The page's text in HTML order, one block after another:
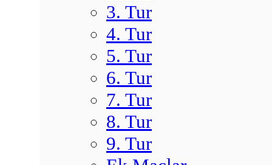
3. Tur
4. Tur
5. Tur
6. Tur
7. Tur
8. Tur
9. Tur